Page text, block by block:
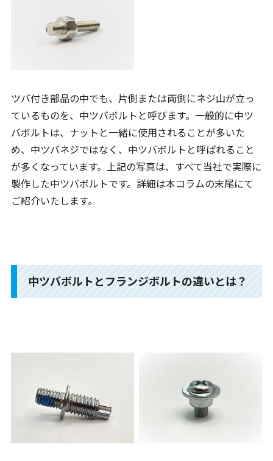
ツバ付き部品の中でも、片側または両側にネジ山が立っ
ているものを、中ツバボルトと呼びます。一般的に中ツ
バボルトは、ナットと一緒に使用されることが多いた
め、中ツバネジではなく、中ツバボルトと呼ばれること
が多くなっています。上記の写真は、すべて当社で実際に
製作した中ツバボルトです。詳細は本コラムの末尾にて
ご紹介いたします。
中ツバボルトとフランジボルトの違いとは？